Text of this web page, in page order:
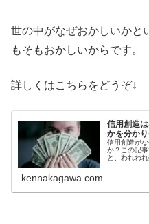
世の中がなぜおかしいかと
もそもおかしいからです。
詳しくはこちらをどうぞ↓
信用創造
かを分か
信用創造が
か？この記
と、われわ
kennakagawa.com